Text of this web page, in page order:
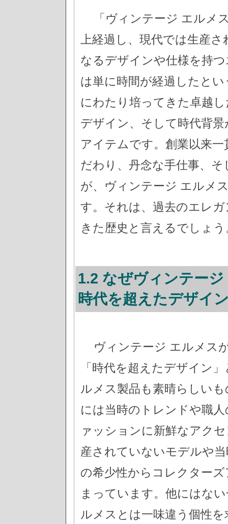
「ヴィンテージ エルメ
上経過し、現代では生産
なるデザインや仕様を持
は単に時間が経過したと
にわたり培ってきた卓越
デザイン、そして時代背
アイテムです。創業以来
だわり、丹念な手仕事、
が、ヴィンテージ エルメ
す。それは、過去のエレ
きた歴史と言えるでしょう
1.2 なぜヴィンテー
時代を超えたデザイ
ヴィンテージ エルメス
「時代を超えたデザイン
ルメス製品も素晴らしい
には当時のトレンドや職
ァッションに新鮮なアク
産されていないモデルや
の希少性からコレクター
まっています。他にはな
ルメスとは一味違う個性